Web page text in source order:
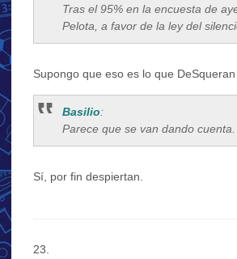
Tras el 95% en la encuesta de
Pelota, a favor de la ley del
Supongo que eso es lo que DeSqueran
Basilio:
Parece que se van dando cuenta.
Sí, por fin despiertan.